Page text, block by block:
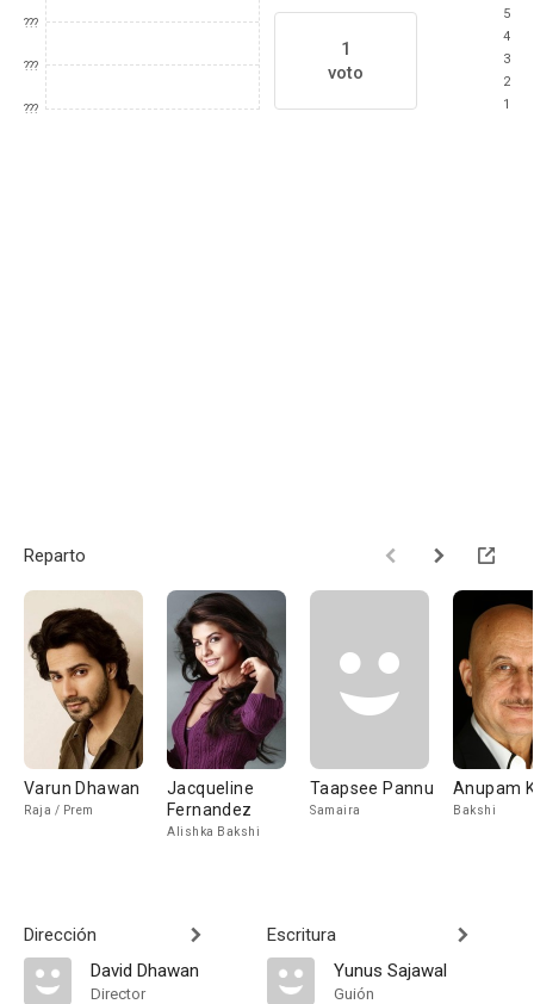
???
???
???
1
voto
5
4
3
2
1
Reparto
Varun Dhawan
Raja / Prem
Jacqueline
Fernandez
Alishka Bakshi
Taapsee Pannu
Samaira
Anupam
Bakshi
Dirección
David Dhawan
Director
Escritura
Yunus Sajawal
Guión